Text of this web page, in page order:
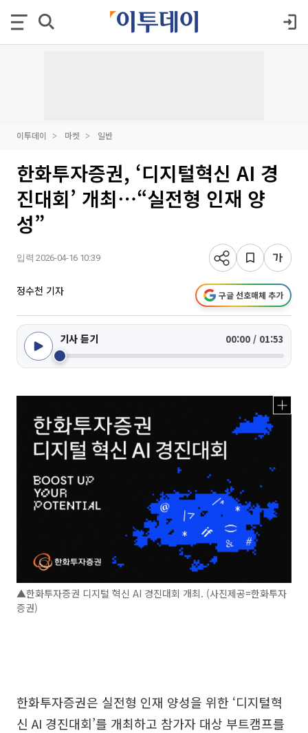
이투데이 마켓 일반
한화투자증권, ‘디지털혁신 AI 경
진대회’ 개최⋯“실전형 인재 양
성”
입력 2026-04-16 10:39
정수천 기자 구글 선호매체 추가
기사 듣기 00:00 / 01:53
▲한화투자증권 디지털 혁신 AI 경진대회 개최. (사진제공=한화투자
증권)
한화투자증권은 실전형 인재 양성을 위한 ‘디지털혁
신 AI 경진대회’를 개최하고 참가자 대상 부트캠프를